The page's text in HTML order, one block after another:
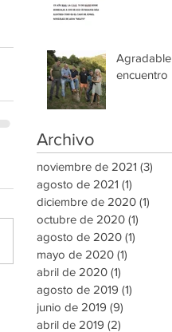
Agradable
encuentro
Archivo
noviembre de 2021 (3)
agosto de 2021 (1)
diciembre de 2020 (1)
octubre de 2020 (1)
agosto de 2020 (1)
mayo de 2020 (1)
abril de 2020 (1)
agosto de 2019 (1)
junio de 2019 (9)
abril de 2019 (2)